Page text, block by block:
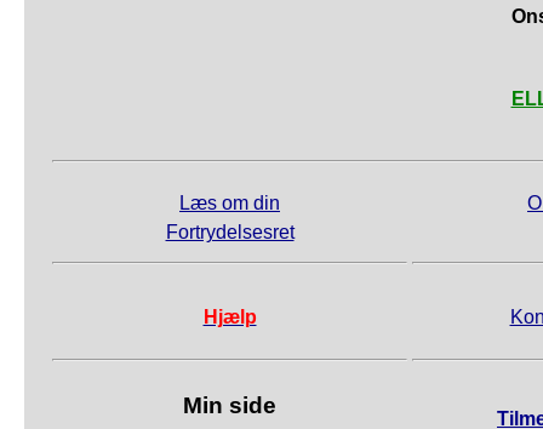
Læs om din
Fortrydelsesret
Hjælp
Min side